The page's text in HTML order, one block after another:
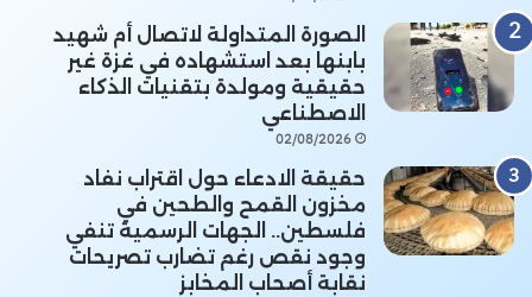
الصورة المتداولة لاتصال أم شهيد
بابنها بعد استشهاده في غزة غير
حقيقية ومولدة بتقنيات الذكاء
الاصطناعي
02/08/2026
حقيقة الادعاء حول اقتراب نفاد
مخزون القمح والطحين في
فلسطين.. الجهات الرسمية تنفي
وجود نقص رغم تضارب تصريحات
نقابة أصحاب المخابز